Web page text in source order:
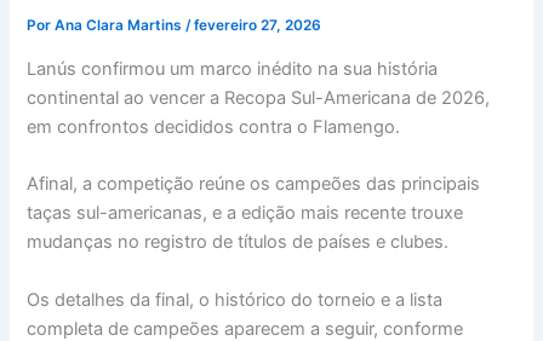
PorAna Clara Martins/fevereiro 27, 2026
Lanús confirmou um marco inédito na sua história
continental ao vencer a Recopa Sul-Americana de 2026,
em confrontos decididos contra o Flamengo.
Afinal, a competição reúne os campeões das principais
taças sul-americanas, e a edição mais recente trouxe
mudanças no registro de títulos de países e clubes.
Os detalhes da final, o histórico do torneio e a lista
completa de campeões aparecem a seguir, conforme